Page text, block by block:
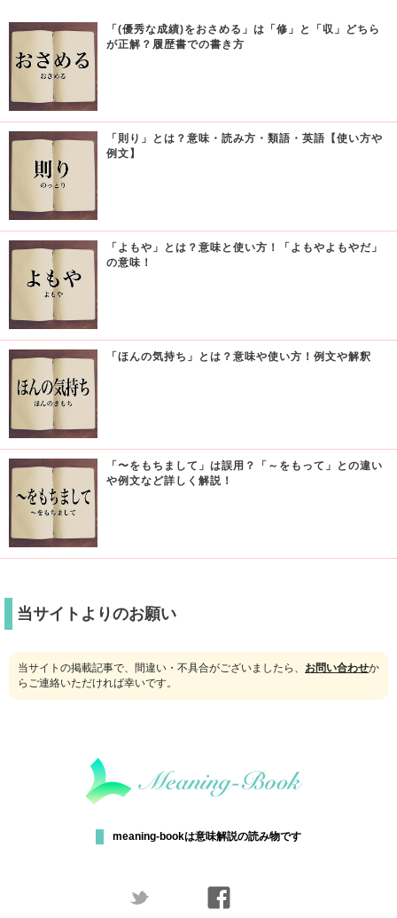
「(優秀な成績)をおさめる」は「修」と「収」どちら
が正解？履歴書での書き方
「則り」とは？意味・読み方・類語・英語【使い方や
例文】
「よもや」とは？意味と使い方！「よもやよもやだ」
の意味！
「ほんの気持ち」とは？意味や使い方！例文や解釈
「〜をもちまして」は誤用？「～をもって」との違い
や例文など詳しく解説！
当サイトよりのお願い
当サイトの掲載記事で、間違い・不具合がございましたら、 お問い合わせか
らご連絡いただければ幸いです。
meaning-bookは意味解説の読み物です